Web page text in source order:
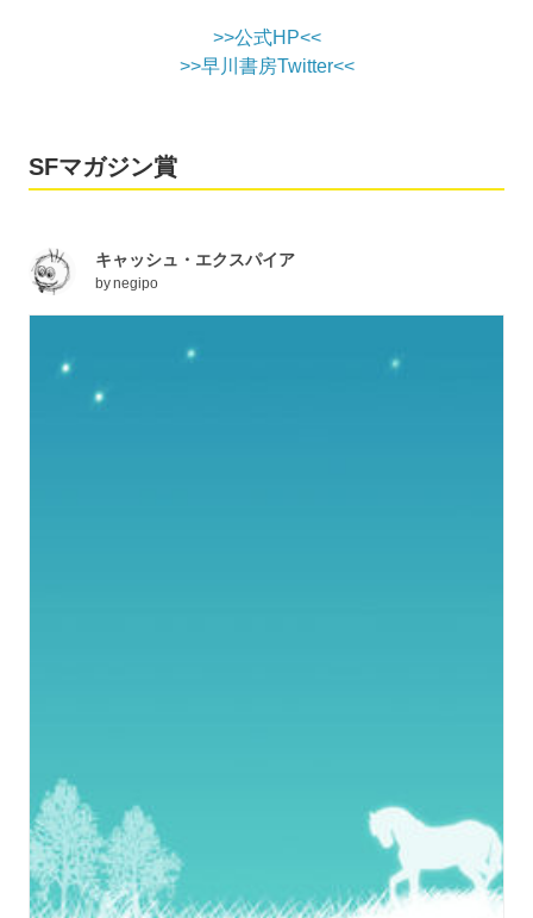
>>公式HP<<
>>早川書房Twitter<<
SFマガジン賞
キャッシュ・エクスパイア
bynegipo